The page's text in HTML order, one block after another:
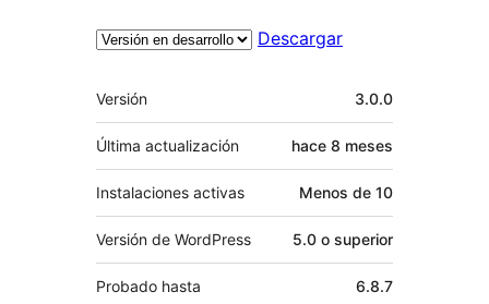
Descargar
Meta
Versión 3.0.0
Última actualización hace 8 meses
Instalaciones activas Menos de 10
Versión de WordPress 5.0 o superior
Probado hasta 6.8.7